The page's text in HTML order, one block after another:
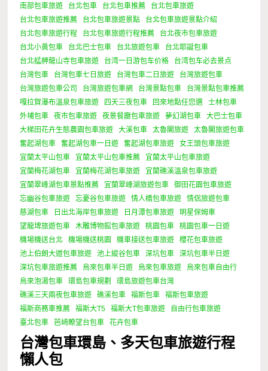
南部包車旅遊
台北包車 台北包車推薦
台北包車旅遊
台北包車旅遊推薦
台北包車旅遊景點
台北包車旅遊景點介紹
台北包車旅遊行程
台北包車旅遊行程推薦
台北夜市包車旅遊
台北小黃包車
台北巴士包車 台北旅遊包車
台北耶誕包車
台北艋舺龍山寺包車旅遊
台湾一日游包车价格
台湾包车必去景点
台灣包車
台灣包車七日旅遊 台灣包車二日旅遊
台灣旅遊包車
台灣旅遊包車公司
台灣旅遊包車網 台灣景點包車
台灣景點包車推薦
嘎拉賀瀑布溫泉包車旅遊
四天三夜包車 回來地點任您選
士林包車
外埔包車
夜市包車旅遊 夜景餐廳包車旅遊 夢幻湖包車
大巴士包車
大梯田花卉生態農園包車旅遊
大溪包車 太魯閣旅遊
太魯閣旅遊包車
奮起湖包車
奮起湖包車一日遊 奮起湖包車旅遊
女王頭包車旅遊
宜蘭太平山包車
宜蘭太平山包車推薦
宜蘭太平山包車旅遊
宜蘭梅花湖包車
宜蘭梅花湖包車旅遊
宜蘭礁溪溫泉包車旅遊
宜蘭翠峰湖包車景點推薦
宜蘭翠峰湖旅遊包車
御田花園包車旅遊
忘幽谷包車旅遊
忘憂谷包車旅遊 情人橋包車旅遊
情侶旅遊包車
慈湖包車
日出北海岸包車旅遊 日月潭包車旅遊
明星保姆車
望龍埤旅遊包車
木雕博物館包車旅遊 桃園包車
桃園包車一日遊
機場機送台北
機場機送桃園 機車接送包車旅遊
櫻花包車旅遊
池上伯朗大道包車旅遊
池上縱谷包車 深坑包車
深坑包車半日遊
深坑包車旅遊推薦
烏來包車半日遊 烏來包車旅遊
烏來包車自由行
烏來泡湯包車
環島包車規劃
環島旅遊包車台灣
礁溪三天兩夜包車旅遊
礁溪包車 福斯包車
福斯包車旅遊
福斯商務車推薦
福斯大T5 福斯大T包車旅遊
自由行包車旅遊
臺北包車
芭崎瞭望台包車 花卉包車
台灣包車環島、多天包車旅遊行程
懶人包